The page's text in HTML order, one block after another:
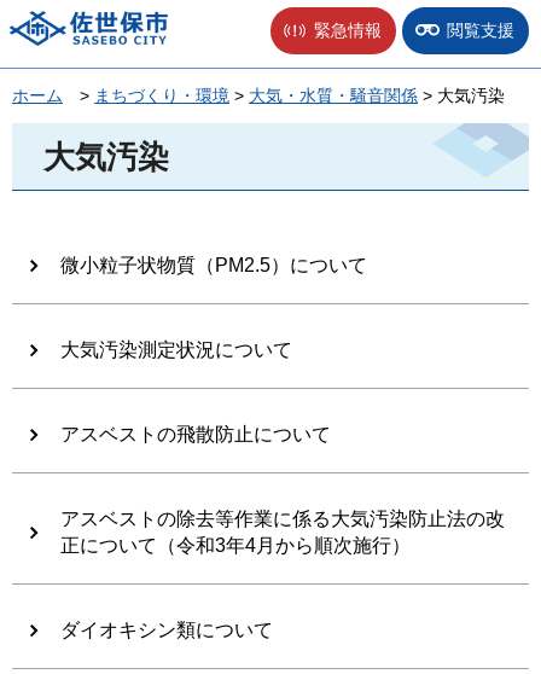
佐世保市 緊急情報 閲覧支援
ホーム > まちづくり・環境 > 大気・水質・騒音関係 > 大気汚染
大気汚染
微小粒子状物質（PM2.5）について
大気汚染測定状況について
アスベストの飛散防止について
アスベストの除去等作業に係る大気汚染防止法の改
正について（令和3年4月から順次施行）
ダイオキシン類について